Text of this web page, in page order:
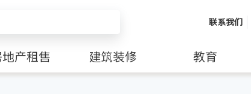
联系我们
产租售 建筑装修 教育